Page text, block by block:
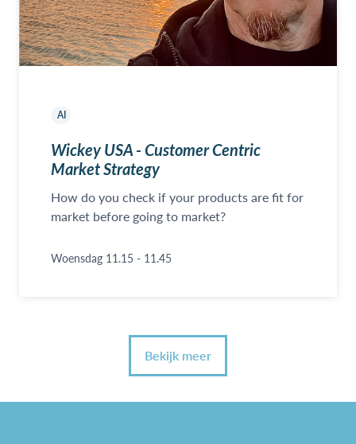
AI
Wickey USA - Customer Centric
Market Strategy
How do you check if your products are fit for
market before going to market?
Woensdag 11.15 - 11.45
Bekijk meer